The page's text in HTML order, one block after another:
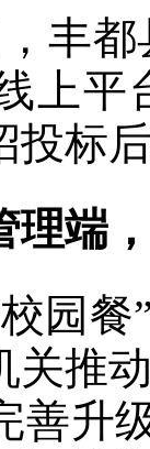
都
上
投标
理端
餐”
关推
善升